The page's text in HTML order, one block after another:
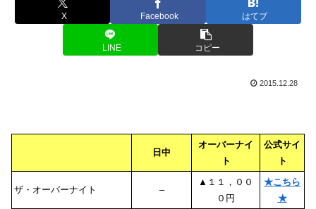
X Facebook はてブ
LINE コピー
2015.12.28
日中
オーバーナイ
ト
公式サイ
ト
ザ・オーバーナイト –
▲１１，００
０円
★こちら
★